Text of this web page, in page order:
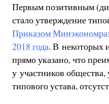
Первым позитивным
стало утверждение
Приказом
2018 года. В некоторых
прямо указано, что
у участников
типового устава,